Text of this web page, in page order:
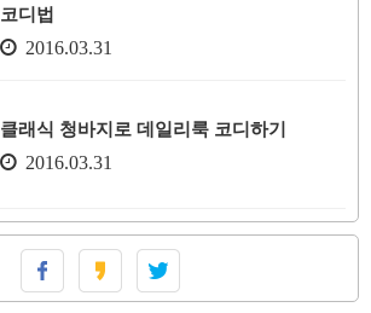
코디법
2016.03.31
클래식 청바지로 데일리룩 코디하기
2016.03.31